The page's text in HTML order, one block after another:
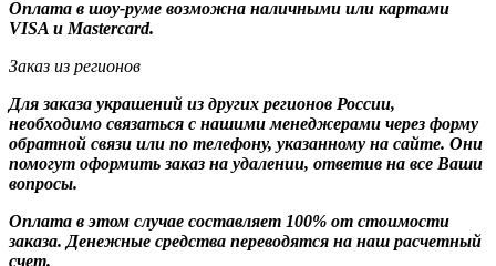
Оплата в шоу-руме возможна наличными или картами
VISA и Mastercard.
Заказ из регионов
Для заказа украшений из других регионов России,
необходимо связаться с нашими менеджерами через форму
обратной связи или по телефону, указанному на сайте. Они
помогут оформить заказ на удалении, ответив на все Ваши
вопросы.
Оплата в этом случае составляет 100% от стоимости
заказа. Денежные средства переводятся на наш расчетный
счет.